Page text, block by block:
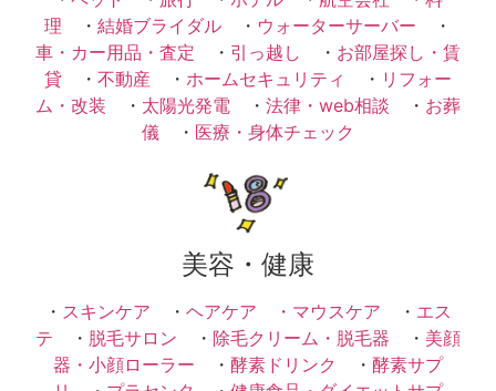
理 ・ 結婚ブライダル ・ ウォーターサーバー ・
車・カー用品・査定 ・ 引っ越し ・ お部屋探し・賃
貸 ・ 不動産 ・ ホームセキュリティ ・ リフォー
ム・改装 ・ 太陽光発電 ・ 法律・web相談 ・ お葬
儀 ・ 医療・身体チェック
美容・健康
・ スキンケア ・ ヘアケア ・ マウスケア ・ エス
テ ・ 脱毛サロン ・ 除毛クリーム・脱毛器 ・ 美顔
器・小顔ローラー ・ 酵素ドリンク ・ 酵素サプ